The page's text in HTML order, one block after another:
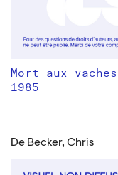
Mort aux vaches
1985
De Becker, Chris